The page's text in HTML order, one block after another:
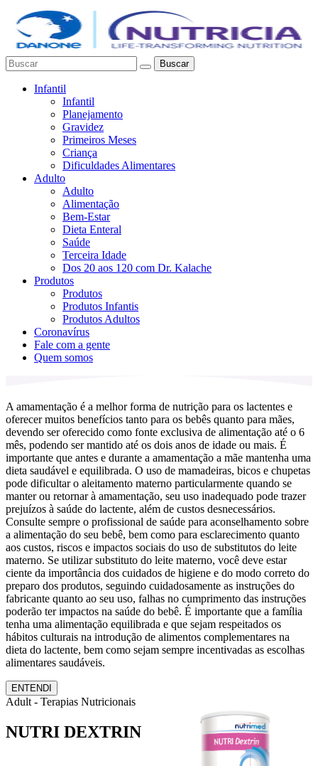
Buscar
Infantil
Infantil
Planejamento
Gravidez
Primeiros Meses
Criança
Dificuldades Alimentares
Adulto
Adulto
Alimentação
Bem-Estar
Dieta Enteral
Saúde
Terceira Idade
Dos 20 aos 120 com Dr. Kalache
Produtos
Produtos
Produtos Infantis
Produtos Adultos
Coronavírus
Fale com a gente
Quem somos
A amamentação é a melhor forma de nutrição para os lactentes e
oferecer muitos benefícios tanto para os bebês quanto para mães,
devendo ser oferecido como fonte exclusiva de alimentação até o 6
mês, podendo ser mantido até os dois anos de idade ou mais. É
importante que antes e durante a amamentação a mãe mantenha uma
dieta saudável e equilibrada. O uso de mamadeiras, bicos e chupetas
pode dificultar o aleitamento materno particularmente quando se
manter ou retornar à amamentação, seu uso inadequado pode trazer
prejuízos à saúde do lactente, além de custos desnecessários.
Consulte sempre o profissional de saúde para aconselhamento sobre
a alimentação do seu bebê, bem como para esclarecimento quanto
aos custos, riscos e impactos sociais do uso de substitutos do leite
materno. Se utilizar substituto do leite materno, você deve estar
ciente da importância dos cuidados de higiene e do modo correto do
preparo dos produtos, seguindo cuidadosamente as instruções do
fabricante quanto ao seu uso, falhas no cumprimento das instruções
poderão ter impactos na saúde do bebê. É importante que a família
tenha uma alimentação equilibrada e que sejam respeitados os
hábitos culturais na introdução de alimentos complementares na
dieta do lactente, bem como sejam sempre incentivadas as escolhas
alimentares saudáveis.
ENTENDI
Adult - Terapias Nutricionais
NUTRI DEXTRIN